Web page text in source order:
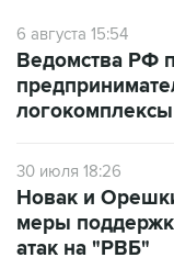
логокомплексы
меры
атак на "РВБ"